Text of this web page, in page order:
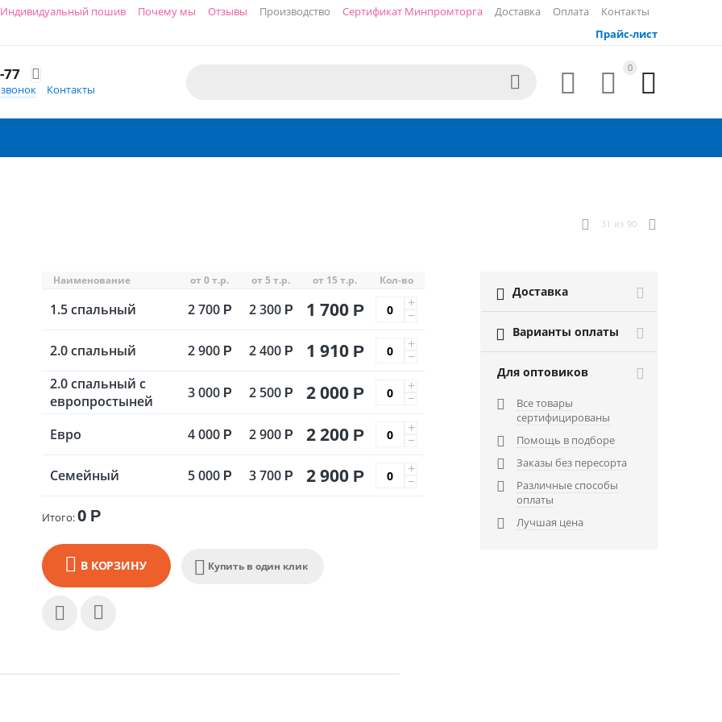
Индивидуальный пошив Почему мы Отзывы Производство Сертификат Минпромторга Доставка Оплата
Контакты
Прайс-лист
77 
Контакты
0




31 из 90
Наименование от 0 т.р. от 5 т.р. от 15 т.р. Кол-во
1.5 спальный 2 700 Р 2 300 Р 1 700 Р +
−
2.0 спальный
2 900 Р 2 400 Р 1 910 Р +
−
2.0 спальный с
европростыней
3 000 Р 2 500 Р 2 000 Р +
−
Евро 4 000 Р 2 900 Р 2 200 Р +
−
Семейный
5 000 Р 3 700 Р 2 900 Р +
−
Итого:0 Р
В КОРЗИНУ Купить в один клик
 Доставка
 Варианты оплаты
Для оптовиков

Все товары
сертифицированы
 Помощь в подборе
 Заказы без пересорта

Различные способы
оплаты
 Лучшая цена